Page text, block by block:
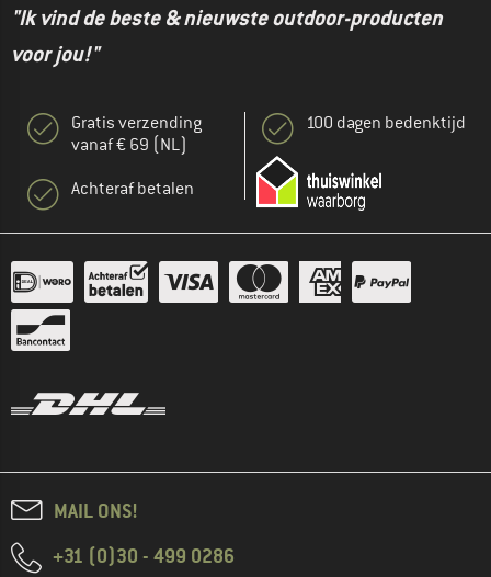
"Ik vind de beste & nieuwste outdoor-producten
voor jou!"
Gratis verzending
vanaf € 69 (NL)
Achteraf betalen
100 dagen bedenktijd
MAIL ONS!
+31 (0)30 - 499 0286